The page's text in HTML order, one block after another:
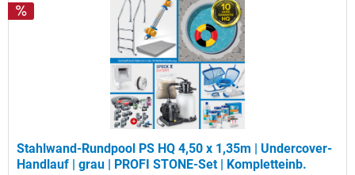
Stahlwand-Rundpool PS HQ 4,50 x 1,35m | Undercover-
Handlauf | grau | PROFI STONE-Set | Kompletteinb.